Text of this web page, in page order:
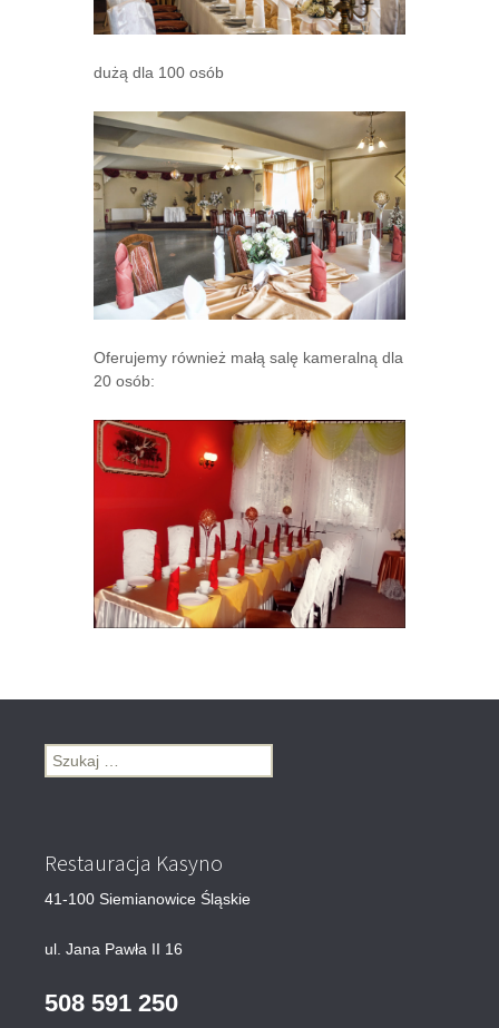
dużą dla 100 osób
Oferujemy również małą salę kameralną dla
20 osób:
Szukaj:
Restauracja Kasyno
41-100 Siemianowice Śląskie
ul. Jana Pawła II 16
508 591 250